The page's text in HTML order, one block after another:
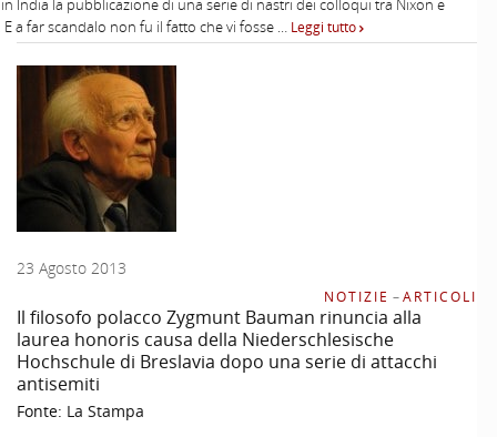
India la pubblicazione di una serie di nastri dei colloqui tra Nixon e
E a far scandalo non fu il fatto che vi fosse … Leggi tutto
23 Agosto 2013
NOTIZIE –ARTICOLI
Il filosofo polacco Zygmunt Bauman rinuncia alla
laurea honoris causa della Niederschlesische
Hochschule di Breslavia dopo una serie di attacchi
antisemiti
Fonte: La Stampa